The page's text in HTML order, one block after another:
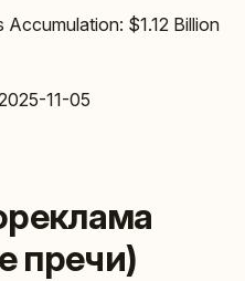
Accumulation: $1.12 Billion
11-05
пречи)